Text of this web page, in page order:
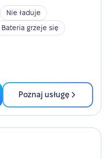
Nie ładuje
Bateria grzeje się
Poznaj usługę